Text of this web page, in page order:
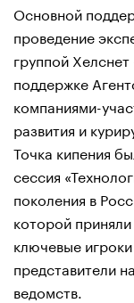
Основной
проведение
группой
поддержке
компаниями-
развития и
Точка кипения
сессия
поколения в
которой
ключевые
представители
ведомств.